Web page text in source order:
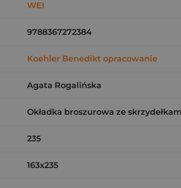
WEI
9788367272384
Koehler Benedikt opracowanie
Agata Rogalińska
Okładka broszurowa ze
235
163x235